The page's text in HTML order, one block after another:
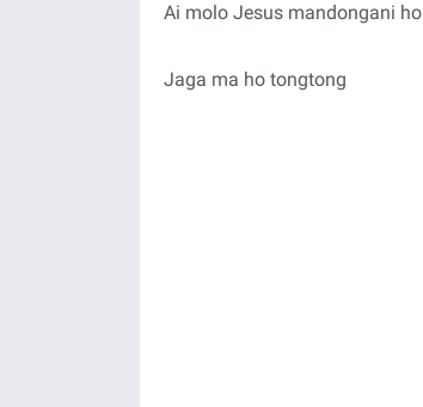
Ai molo Jesus mandongani ho
Jaga ma ho tongtong